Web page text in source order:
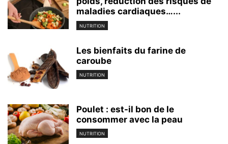
maladies cardiaques…...
NUTRITION
Les bienfaits du farine de
caroube
NUTRITION
Poulet : est-il bon de le
consommer avec la peau
NUTRITION